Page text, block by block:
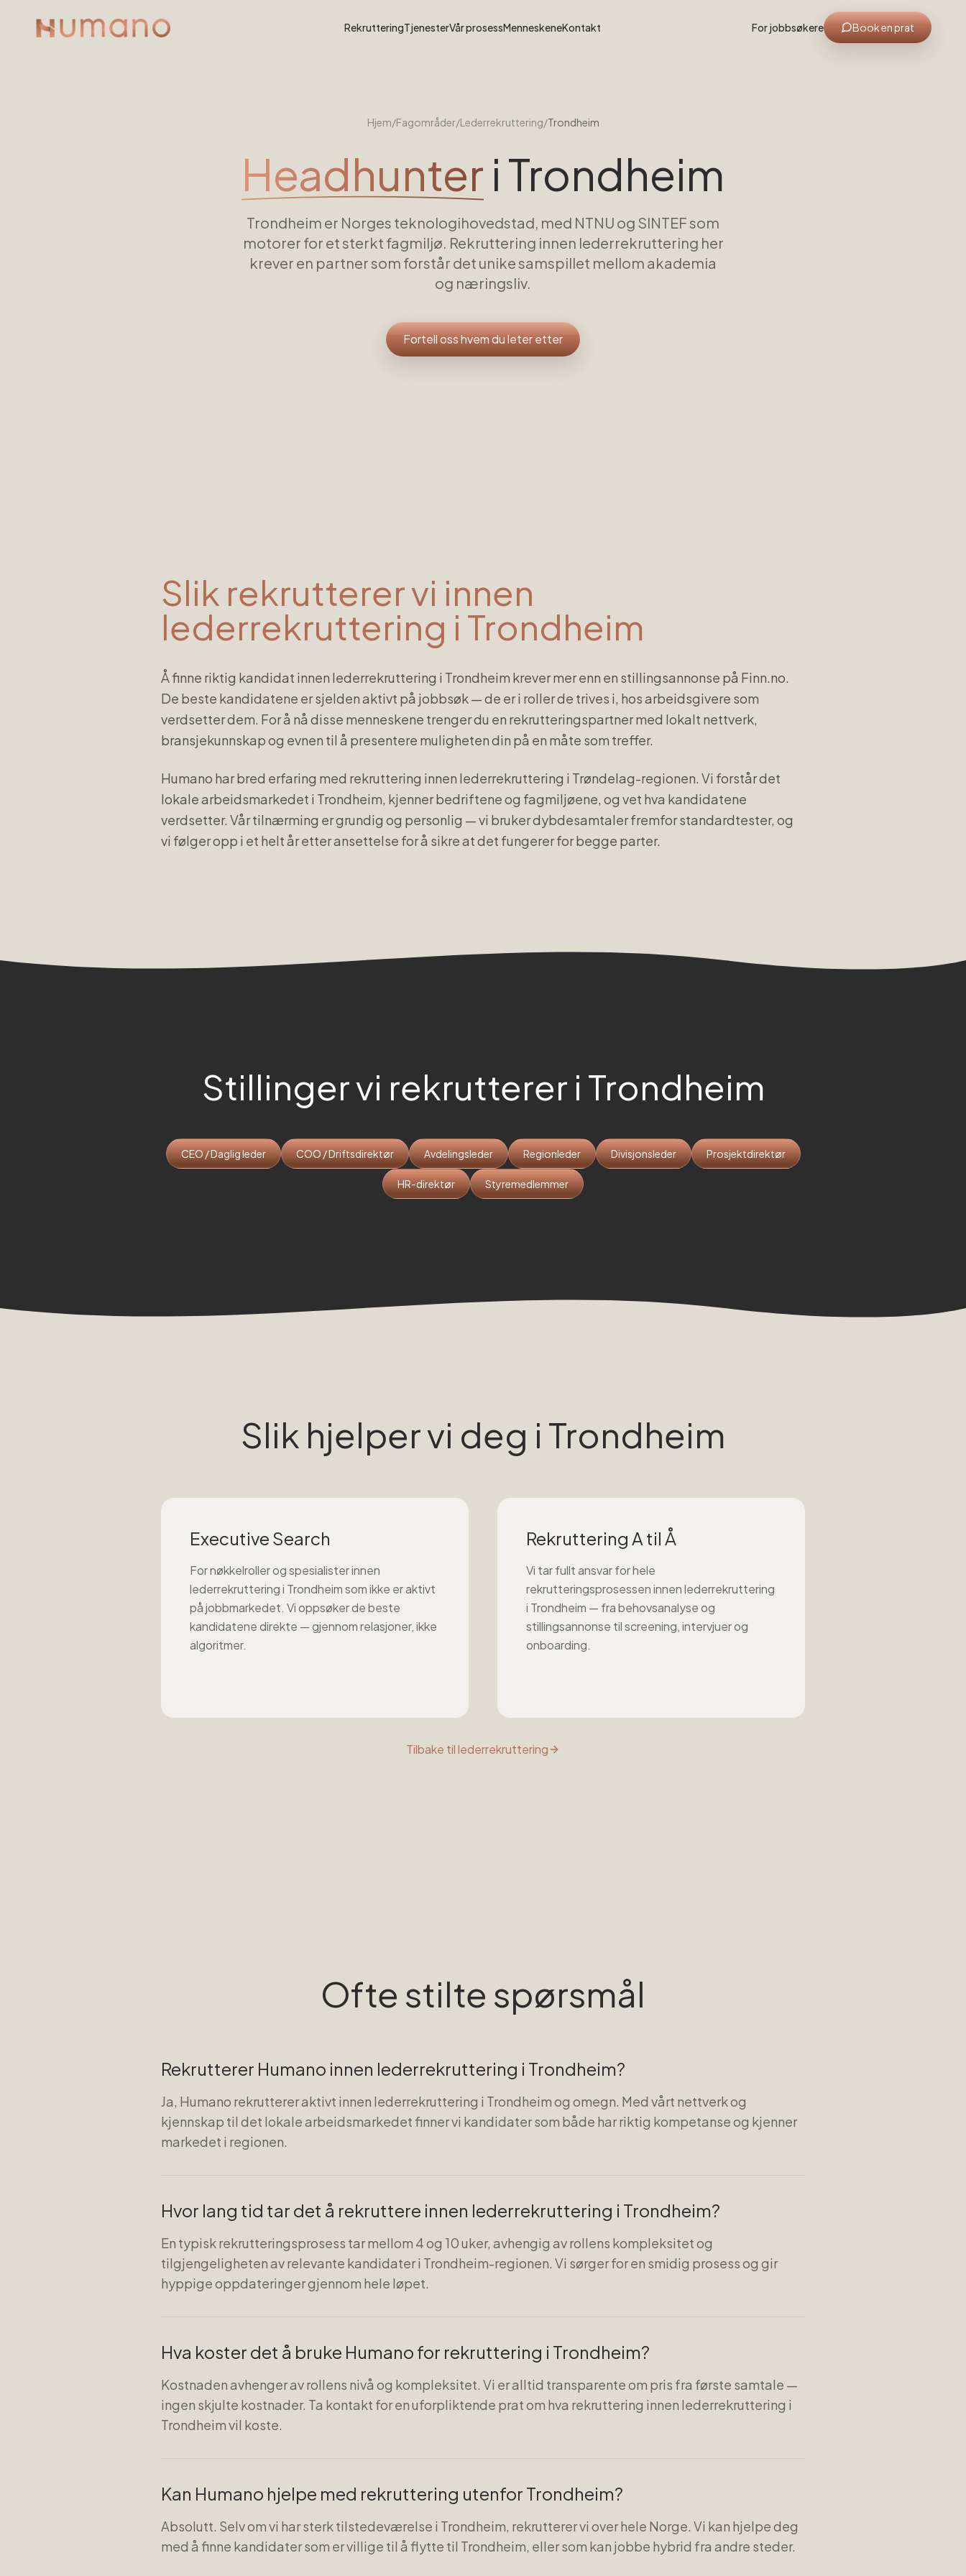
RekrutteringTjenesterVår prosessMenneskeneKontakt For jobbsøkere Book en prat
Hjem/Fagområder/Lederrekruttering/Trondheim
Headhunter i Trondheim
Trondheim er Norges teknologihovedstad, med NTNU og SINTEF som
motorer for et sterkt fagmiljø. Rekruttering innen lederrekruttering her
krever en partner som forstår det unike samspillet mellom akademia
og næringsliv.
Fortell oss hvem du leter etter
Slik rekrutterer vi innen
lederrekruttering i Trondheim
Å finne riktig kandidat innen lederrekruttering i Trondheim krever mer enn en stillingsannonse på Finn.no.
De beste kandidatene er sjelden aktivt på jobbsøk — de er i roller de trives i, hos arbeidsgivere som
verdsetter dem. For å nå disse menneskene trenger du en rekrutteringspartner med lokalt nettverk,
bransjekunnskap og evnen til å presentere muligheten din på en måte som treffer.
Humano har bred erfaring med rekruttering innen lederrekruttering i Trøndelag-regionen. Vi forstår det
lokale arbeidsmarkedet i Trondheim, kjenner bedriftene og fagmiljøene, og vet hva kandidatene
verdsetter. Vår tilnærming er grundig og personlig — vi bruker dybdesamtaler fremfor standardtester, og
vi følger opp i et helt år etter ansettelse for å sikre at det fungerer for begge parter.
Stillinger vi rekrutterer i Trondheim
CEO / Daglig leder COO / Driftsdirektør Avdelingsleder Regionleder Divisjonsleder Prosjektdirektør
HR-direktør Styremedlemmer
Slik hjelper vi deg i Trondheim
Executive Search
For nøkkelroller og spesialister innen
lederrekrutteringi Trondheimsom ikke er aktivt
på jobbmarkedet. Vi oppsøker de beste
kandidatene direkte — gjennom relasjoner, ikke
algoritmer.
Rekruttering A til Å
Vi tar fullt ansvar for hele
rekrutteringsprosessen innenlederrekruttering
i Trondheim — fra behovsanalyse og
stillingsannonse til screening, intervjuer og
onboarding.
Tilbake tillederrekruttering
Ofte stilte spørsmål
Rekrutterer Humano innen lederrekruttering i Trondheim?
Ja, Humano rekrutterer aktivt innen lederrekruttering i Trondheim og omegn. Med vårt nettverk og
kjennskap til det lokale arbeidsmarkedet finner vi kandidater som både har riktig kompetanse og kjenner
markedet i regionen.
Hvor lang tid tar det å rekruttere innen lederrekruttering i Trondheim?
En typisk rekrutteringsprosess tar mellom 4 og 10 uker, avhengig av rollens kompleksitet og
tilgjengeligheten av relevante kandidater i Trondheim-regionen. Vi sørger for en smidig prosess og gir
hyppige oppdateringer gjennom hele løpet.
Hva koster det å bruke Humano for rekruttering i Trondheim?
Kostnaden avhenger av rollens nivå og kompleksitet. Vi er alltid transparente om pris fra første samtale —
ingen skjulte kostnader. Ta kontakt for en uforpliktende prat om hva rekruttering innen lederrekruttering i
Trondheim vil koste.
Kan Humano hjelpe med rekruttering utenfor Trondheim?
Absolutt. Selv om vi har sterk tilstedeværelse i Trondheim, rekrutterer vi over hele Norge. Vi kan hjelpe deg
med å finne kandidater som er villige til å flytte til Trondheim, eller som kan jobbe hybrid fra andre steder.